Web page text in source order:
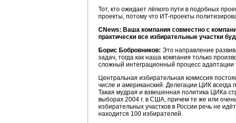
Тот, кто ожидает лёгкого пути в подобных
проекты, потому что ИТ-проекты
CNews: Ваша компания совместно с
практически все избирательные участки
Борис Бобровников: Это направление
задач, тогда как наша компания только
сложный интеграционный процесс адаптации
Центральная избирательная комиссия
числе и американский. Делегации ЦИК
Такая мудрая и взвешенная политика ЦИКа
выборах 2004 г. в США, причем те же или
избирательных участков в России речь не
находится 100 избирателей.